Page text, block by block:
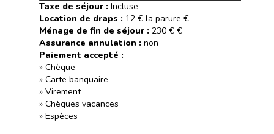
Taxe de séjour :Incluse
Location de draps : 12 € la parure €
Ménage de fin de séjour :230 € €
Assurance annulation :non
Paiement accepté :
» Chèque
» Carte banquaire
» Virement
» Chèques vacances
» Espèces